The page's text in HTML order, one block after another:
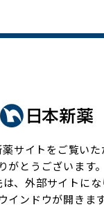
薬サイトをご覧いた
がとうございます。
、外部サイトにな
インドウが開きます